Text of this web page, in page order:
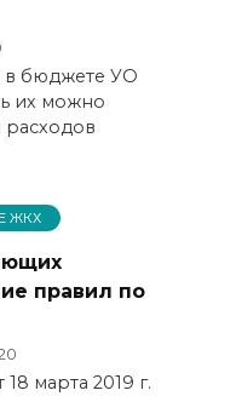
в бюджете УО
их можно
расходов
ЖКХ
правил по
марта 2019 г.